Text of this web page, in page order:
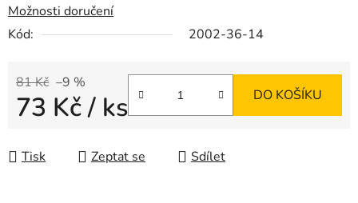
Možnosti doručení
Kód:
2002-36-14
81 Kč –9 %
73 Kč/ ks DO KOŠÍKU
Tisk Zeptat se Sdílet